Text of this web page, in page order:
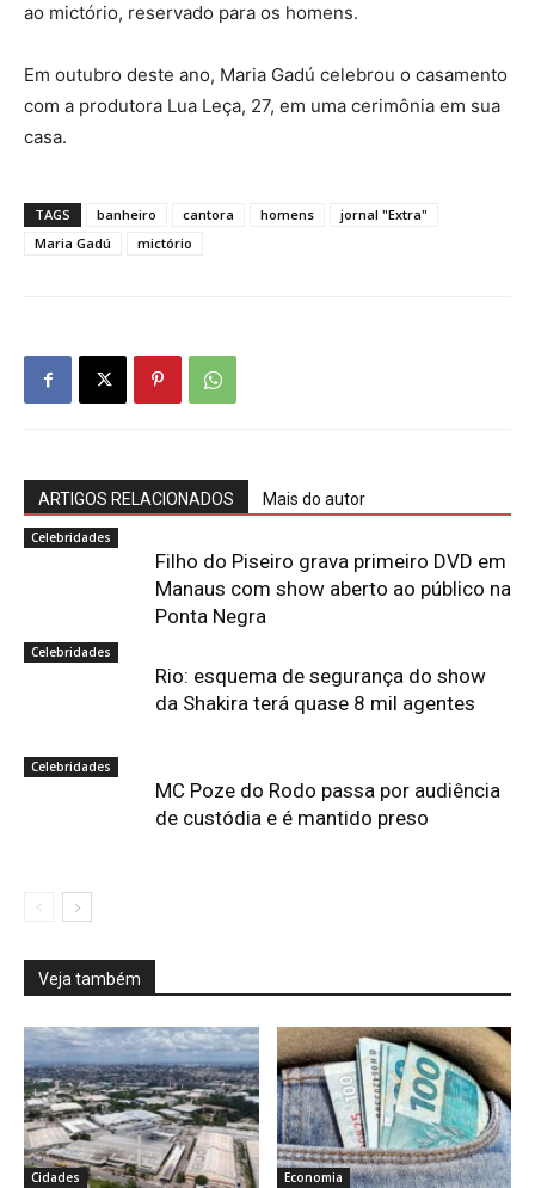
ao mictório, reservado para os homens.
Em outubro deste ano, Maria Gadú celebrou o casamento
com a produtora Lua Leça, 27, em uma cerimônia em sua
casa.
TAGS banheiro cantora homens
jornal "Extra"
Maria Gadú
mictório
ARTIGOS RELACIONADOS Mais do autor
Celebridades
Filho do Piseiro grava primeiro DVD em
Manaus com show aberto ao público na
Ponta Negra
Celebridades
Rio: esquema de segurança do show
da Shakira terá quase 8 mil agentes
Celebridades
MC Poze do Rodo passa por audiência
de custódia e é mantido preso
Veja também
Cidades Economia